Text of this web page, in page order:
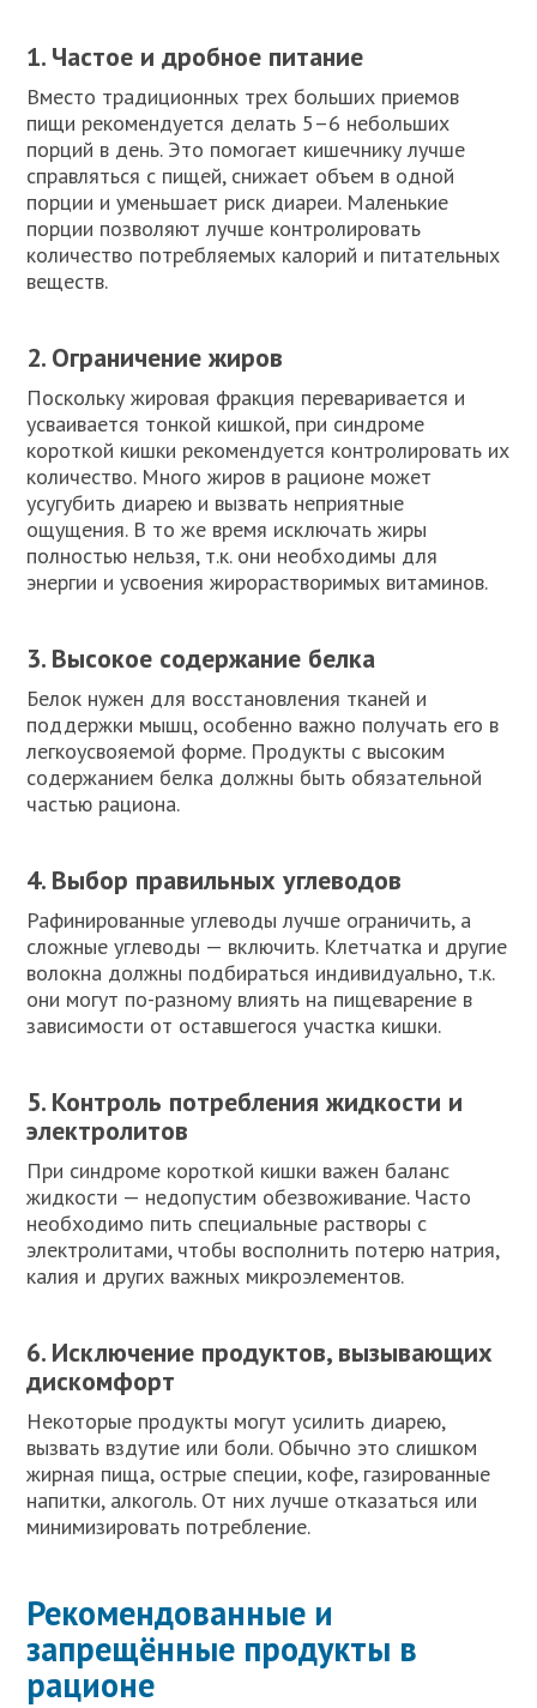
1. Частое и дробное питание
Вместо традиционных трех больших приемов
пищи рекомендуется делать 5–6 небольших
порций в день. Это помогает кишечнику лучше
справляться с пищей, снижает объем в одной
порции и уменьшает риск диареи. Маленькие
порции позволяют лучше контролировать
количество потребляемых калорий и питательных
веществ.
2. Ограничение жиров
Поскольку жировая фракция переваривается и
усваивается тонкой кишкой, при синдроме
короткой кишки рекомендуется контролировать их
количество. Много жиров в рационе может
усугубить диарею и вызвать неприятные
ощущения. В то же время исключать жиры
полностью нельзя, т.к. они необходимы для
энергии и усвоения жирорастворимых витаминов.
3. Высокое содержание белка
Белок нужен для восстановления тканей и
поддержки мышц, особенно важно получать его в
легкоусвояемой форме. Продукты с высоким
содержанием белка должны быть обязательной
частью рациона.
4. Выбор правильных углеводов
Рафинированные углеводы лучше ограничить, а
сложные углеводы — включить. Клетчатка и другие
волокна должны подбираться индивидуально, т.к.
они могут по-разному влиять на пищеварение в
зависимости от оставшегося участка кишки.
5. Контроль потребления жидкости и
электролитов
При синдроме короткой кишки важен баланс
жидкости — недопустим обезвоживание. Часто
необходимо пить специальные растворы с
электролитами, чтобы восполнить потерю натрия,
калия и других важных микроэлементов.
6. Исключение продуктов, вызывающих
дискомфорт
Некоторые продукты могут усилить диарею,
вызвать вздутие или боли. Обычно это слишком
жирная пища, острые специи, кофе, газированные
напитки, алкоголь. От них лучше отказаться или
минимизировать потребление.
Рекомендованные и
запрещённые продукты в
рационе